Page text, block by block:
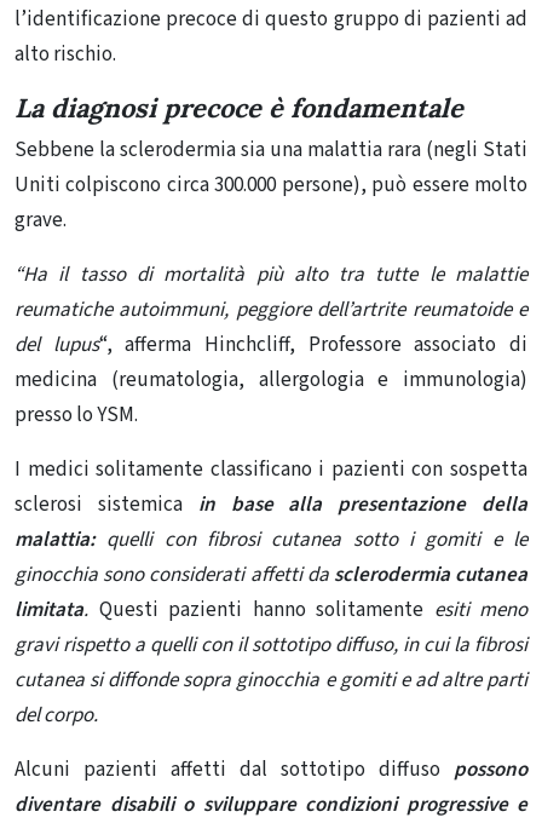
l’identificazione precoce di questo gruppo di pazienti ad
alto rischio.
La diagnosi precoce è fondamentale
Sebbene la sclerodermia sia una malattia rara (negli Stati
Uniti colpiscono circa 300.000 persone), può essere molto
grave.
“Ha il tasso di mortalità più alto tra tutte le malattie
reumatiche autoimmuni, peggiore dell’artrite reumatoide e
del lupus“, afferma Hinchcliff, Professore associato di
medicina (reumatologia, allergologia e immunologia)
presso lo YSM.
I medici solitamente classificano i pazienti con sospetta
sclerosi sistemica in base alla presentazione della
malattia:quelli con fibrosi cutanea sotto i gomiti e le
ginocchia sono considerati affetti da sclerodermia cutanea
limitata. Questi pazienti hanno solitamente esiti meno
gravi rispetto a quelli con il sottotipo diffuso, in cui la fibrosi
cutanea si diffonde sopra ginocchia e gomiti e ad altre parti
del corpo.
Alcuni pazienti affetti dal sottotipo diffuso possono
diventare disabili o sviluppare condizioni progressive e